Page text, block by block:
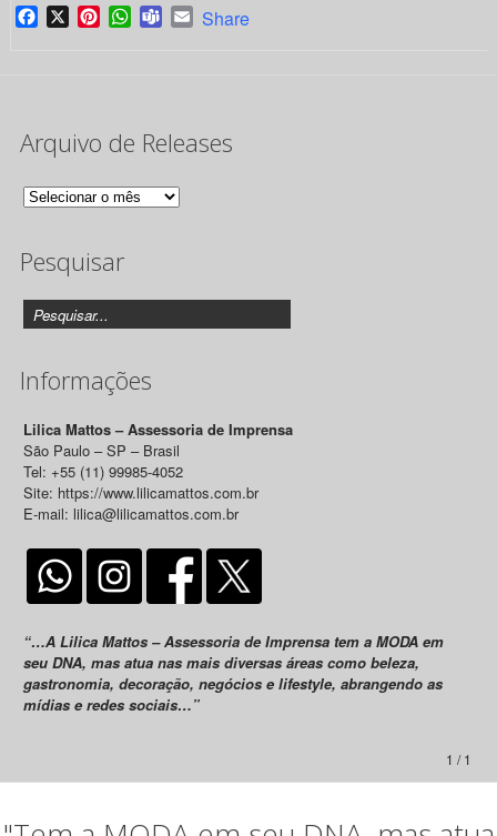
Facebook
X PinterestWhatsApp
TeamsEmail
Share
Arquivo de Releases
Arquivo
Releases
Pesquisar
Informações
Lilica Mattos – Assessoria de Imprensa
São Paulo – SP – Brasil
Tel: +55 (11) 99985-4052
Site: https://www.lilicamattos.com.br
E-mail: lilica@lilicamattos.com.br
“…A Lilica Mattos – Assessoria de Imprensa tem a MODA em
seu DNA, mas atua nas mais diversas áreas como beleza,
gastronomia, decoração, negócios e lifestyle, abrangendo as
mídias e redes sociais…”
1 / 1